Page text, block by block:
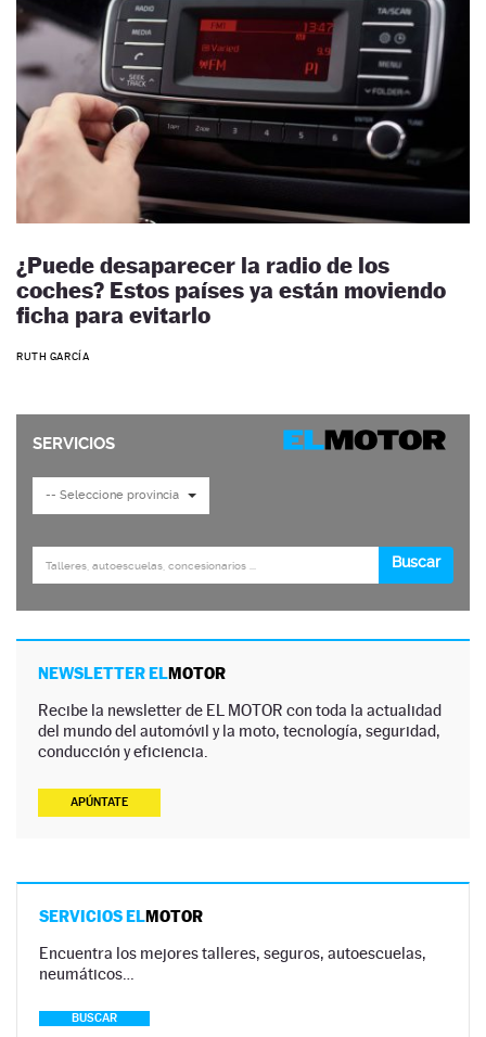
¿Puede desaparecer la radio de los
coches? Estos países ya están moviendo
ficha para evitarlo
RUTH GARCÍA
NEWSLETTER ELMOTOR
Recibe la newsletter de EL MOTOR con toda la actualidad
del mundo del automóvil y la moto, tecnología, seguridad,
conducción y eficiencia.
APÚNTATE
SERVICIOS ELMOTOR
Encuentra los mejores talleres, seguros, autoescuelas,
neumáticos…
BUSCAR